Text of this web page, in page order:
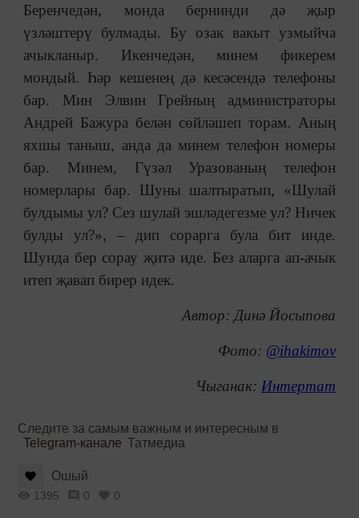
Беренчедән, монда бернинди дә җыр
үзләштерү булмады. Бу озак вакыт узмыйча
ачыкланыр. Икенчедән, минем фикерем
мондый. Һәр кешенең дә кесәсендә телефоны
бар. Мин Элвин Грейның администраторы
Андрей Бажура белән сөйләшеп торам. Аның
яхшы таныш, анда да минем телефон номеры
бар. Минем, Гүзәл Уразованың телефон
номерлары бар. Шуны шалтыратып, «Шулай
булдымы ул? Сез шулай эшләдегезме ул? Ничек
булды ул?», ‒ дип сорарга була бит инде.
Шунда бер сорау җитә иде. Без аларга ап-ачык
итеп җавап бирер идек.
Автор: Динә Йосыпова
Фото: @ihakimov
Чыганак: Интертат
Следите за самым важным и интересным в
Telegram-канале Татмедиа
Ошый
1395 0 0